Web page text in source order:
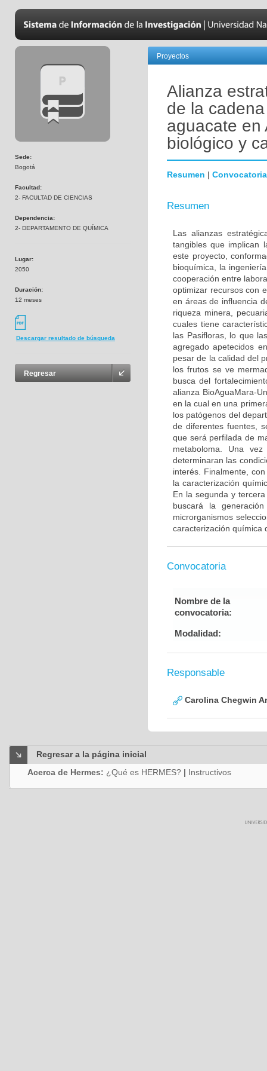
Sede:
Bogotá
Facultad:
2- FACULTAD DE CIENCIAS
Dependencia:
2- DEPARTAMENTO DE QUÍMICA
Lugar:
2050
Duración:
12 meses
Descargar resultado de búsqueda
Regresar
Proyectos
Alianza
de la
aguacate en
biológico y
Resumen | Convocatoria
Resumen
Las alianzas
tangibles que implican
este proyecto,
bioquímica, la
cooperación entre
optimizar recursos con
en áreas de influencia
riqueza minera,
cuales tiene
las Pasifloras, lo que
agregado apetecidos
pesar de la calidad del
los frutos se ve
busca del
alianza BioAguaMara-
en la cual en una
los patógenos del
de diferentes fuentes,
que será perfilada de
metaboloma. Una
determinaran las
interés. Finalmente,
la caracterización
En la segunda y
buscará la
microrganismos
caracterización química
Convocatoria
Nombre de la
convocatoria:
Modalidad:
Responsable
Carolina Chegwin
Regresar a la página inicial
Acerca de Hermes: ¿Qué es HERMES? | Instructivos